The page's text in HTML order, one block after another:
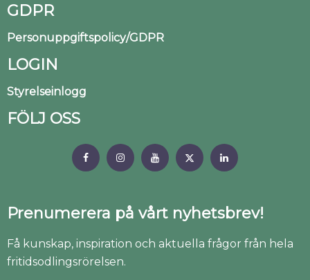
GDPR
Personuppgiftspolicy/GDPR
LOGIN
Styrelseinlogg
FÖLJ OSS
Prenumerera på vårt nyhetsbrev!
Få kunskap, inspiration och aktuella frågor från hela
fritidsodlingsrörelsen.